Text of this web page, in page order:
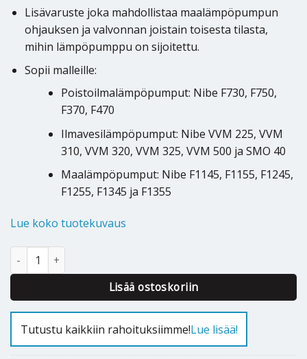
Lisävaruste joka mahdollistaa maalämpöpumpun
ohjauksen ja valvonnan joistain toisesta tilasta,
mihin lämpöpumppu on sijoitettu.
Sopii malleille:
Poistoilmalämpöpumput: Nibe F730, F750,
F370, F470
Ilmavesilämpöpumput: Nibe VVM 225, VVM
310, VVM 320, VVM 325, VVM 500 ja SMO 40
Maalämpöpumput: Nibe F1145, F1155, F1245,
F1255, F1345 ja F1355
Lue koko tuotekuvaus
Huoneyksikkö Nibe RMU 40 määrä
Lisää ostoskoriin
Alternative:
Tutustu kaikkiin rahoituksiimme!Lue lisää!